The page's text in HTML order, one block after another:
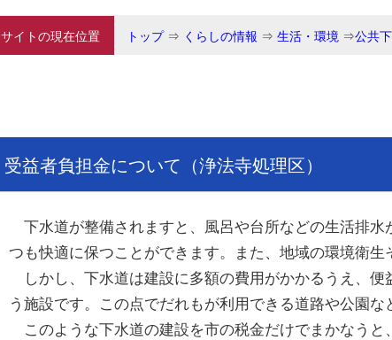
サイトの現在位置 トップ⇒ くらしの情報 ⇒ 生活・環境 ⇒公共
受益者負担金について（浄法寺処理区）
下水道が整備されますと、風呂や台所などの生活排
つも快適に保つことができます。また、地域の環境衛生
しかし、下水道は建設に多額の費用がかかるうえ、
う施設です。この点でだれもが利用できる道路や公園な
このような下水道の建設を市の税金だけでまかなうと